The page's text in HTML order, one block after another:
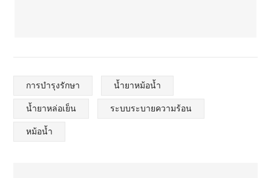
การบำรุงรักษา น้ำยาหม้อน้ำ
น้ำยาหล่อเย็น ระบบระบายความร้อน
หม้อน้ำ